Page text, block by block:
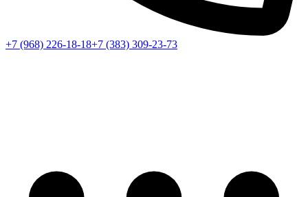
+7 (968) 226-18-18+7 (383) 309-23-73